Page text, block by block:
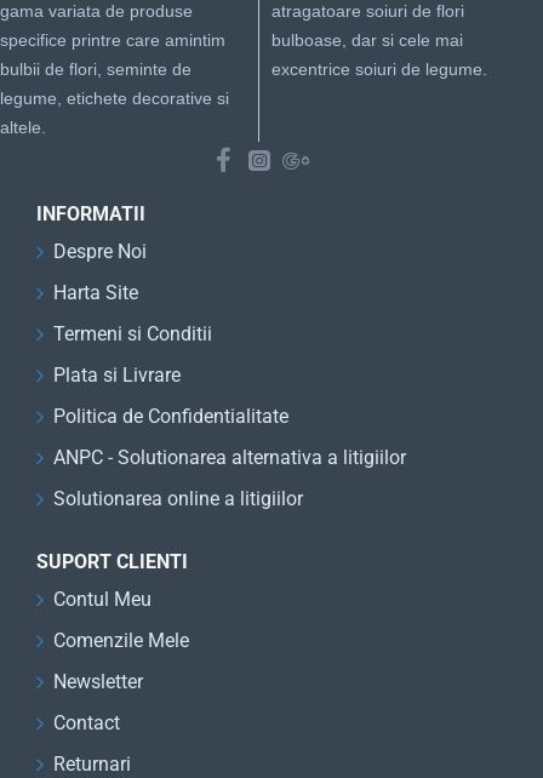
gama variata de produse
specifice printre care amintim
bulbii de flori, seminte de
legume, etichete decorative si
altele.
atragatoare soiuri de flori
bulboase, dar si cele mai
excentrice soiuri de legume.
INFORMATII
Despre Noi
Harta Site
Termeni si Conditii
Plata si Livrare
Politica de Confidentialitate
ANPC - Solutionarea alternativa a litigiilor
Solutionarea online a litigiilor
SUPORT CLIENTI
Contul Meu
Comenzile Mele
Newsletter
Contact
Returnari